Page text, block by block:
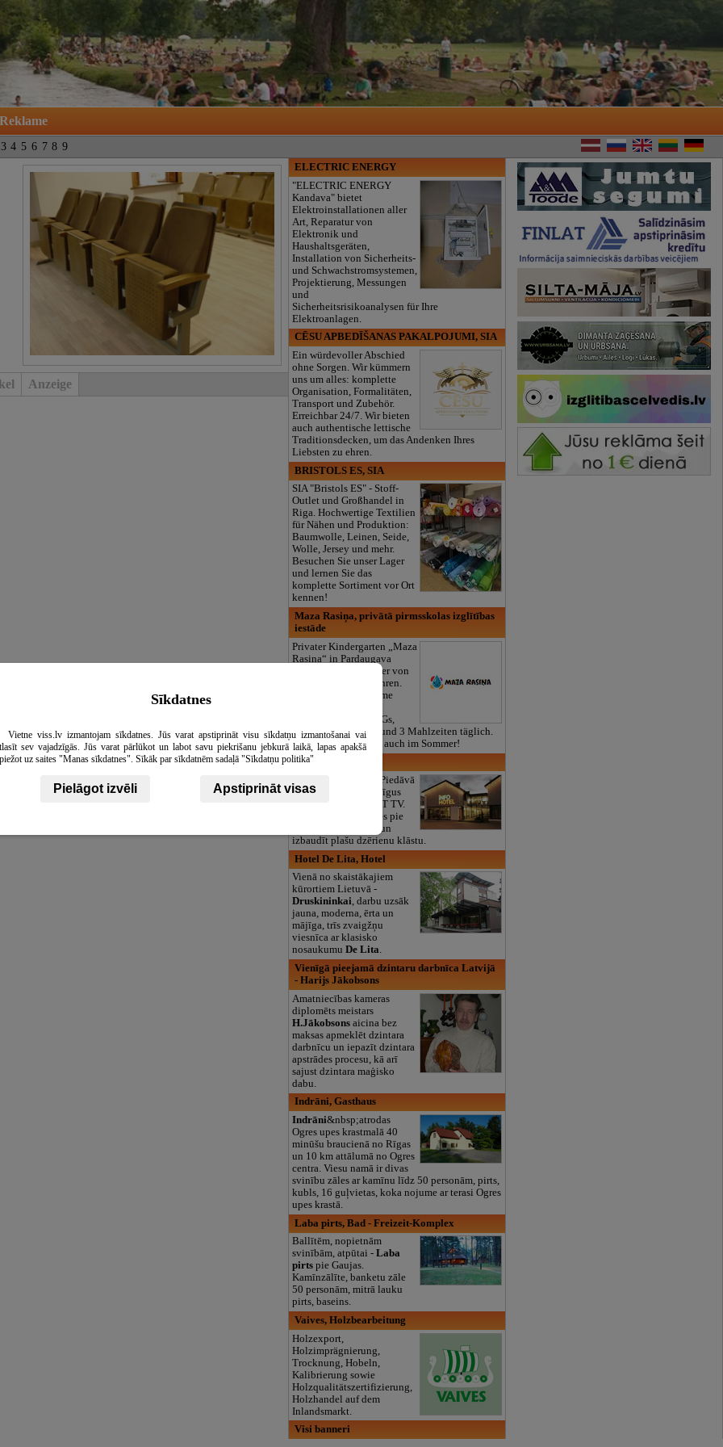
3 4 5 6 7 8 9
Anzeige
ELECTRIC ENERGY
"ELECTRIC ENERGY
Kandava" bietet
Elektroinstallationen aller
Art, Reparatur von
Elektronik und
Haushaltsgeräten,
Installation von Sicherheits-
und Schwachstromsystemen,
Projektierung, Messungen
und
Sicherheitsrisikoanalysen für Ihre
Elektroanlagen.
CĒSU APBEDĪŠANAS PAKALPOJUMI, SIA
Ein würdevoller Abschied
ohne Sorgen. Wir kümmern
uns um alles: komplette
Organisation, Formalitäten,
Transport und Zubehör.
Erreichbar 24/7. Wir bieten
auch authentische lettische
Traditionsdecken, um das Andenken Ihres
Liebsten zu ehren.
BRISTOLS ES, SIA
SIA "Bristols ES" - Stoff-
Outlet und Großhandel in
Riga. Hochwertige Textilien
für Nähen und Produktion:
Baumwolle, Leinen, Seide,
Wolle, Jersey und mehr.
Besuchen Sie unser Lager
und lernen Sie das
komplette Sortiment vor Ort
kennen!
Maza Rasiņa, privātā pirmsskolas izglītības
iestāde
Privater Kindergarten „Maza
Rasiņa“ in Pardaugava
(Zasulauks) für Kinder von
10 Monaten bis 6 Jahren.
Lizenzierte Programme
Sonderpädagogik, AGs,
großes grünes Areal und 3 Mahlzeiten täglich.
Ganzjährig geöffnet, auch im Sommer!
Info Hotel, Palanga
Palangā. Piedāvā
13 modernus divvietīgus
numuriņus, WiFi, SAT TV.
Vakarā varat atpūsties pie
bāra viesnīcas hallē un
izbaudīt plašu dzērienu klāstu.
Hotel De Lita, Hotel
Vienā no skaistākajiem
kūrortiem Lietuvā -
Druskininkai, darbu uzsāk
jauna, moderna, ērta un
mājīga, trīs zvaigžņu
viesnīca ar klasisko
nosaukumuDe Lita.
Vienīgā pieejamā dzintaru darbnīca Latvijā
- Harijs Jākobsons
Amatniecības kameras
diplomēts meistars
H.Jākobsons aicina bez
maksas apmeklēt dzintara
darbnīcu un iepazīt dzintara
apstrādes procesu, kā arī
sajust dzintara maģisko
dabu.
Indrāni, Gasthaus
Indrāni&nbsp;atrodas
Ogres upes krastmalā 40
minūšu braucienā no Rīgas
un 10 km attālumā no Ogres
centra. Viesu namā ir divas
svinību zāles ar kamīnu līdz 50 personām, pirts,
kubls, 16 guļvietas, koka nojume ar terasi Ogres
upes krastā.
Laba pirts, Bad - Freizeit-Komplex
Ballītēm, nopietnām
svinībām, atpūtai - Laba
pirts pie Gaujas.
Kamīnzālīte, banketu zāle
50 personām, mitrā lauku
pirts, baseins.
Vaives, Holzbearbeitung
Holzexport,
Holzimprägnierung,
Trocknung, Hobeln,
Kalibrierung sowie
Holzqualitätszertifizierung,
Holzhandel auf dem
Inlandsmarkt.
Visi banneri
Sīkdatnes
Vietne viss.lv izmantojam sīkdatnes. Jūs varat apstiprināt visu sīkdatņu izmantošanai vai
sev vajadzīgās. Jūs varat pārlūkot un labot savu piekrišanu jebkurā laikā, lapas apakšā
uz saites "Manas sīkdatnes". Sīkāk par sīkdatnēm sadaļā "Sīkdatņu politika"
Pielāgot izvēli Apstiprināt visas